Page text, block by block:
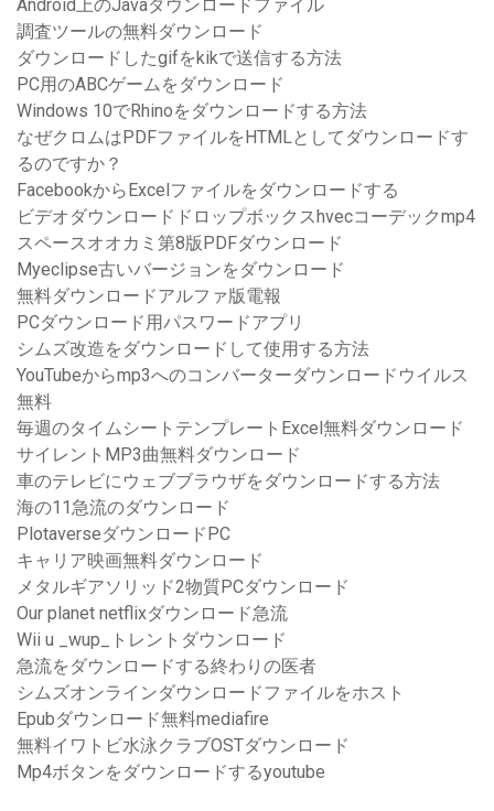
Android上のJavaダウンロードファイル
調査ツールの無料ダウンロード
ダウンロードしたgifをkikで送信する方法
PC用のABCゲームをダウンロード
Windows 10でRhinoをダウンロードする方法
なぜクロムはPDFファイルをHTMLとしてダウンロードす
るのですか？
FacebookからExcelファイルをダウンロードする
ビデオダウンロードドロップボックスhvecコーデックmp4
スペースオオカミ第8版PDFダウンロード
Myeclipse古いバージョンをダウンロード
無料ダウンロードアルファ版電報
PCダウンロード用パスワードアプリ
シムズ改造をダウンロードして使用する方法
YouTubeからmp3へのコンバーターダウンロードウイルス
無料
毎週のタイムシートテンプレートExcel無料ダウンロード
サイレントMP3曲無料ダウンロード
車のテレビにウェブブラウザをダウンロードする方法
海の11急流のダウンロード
PlotaverseダウンロードPC
キャリア映画無料ダウンロード
メタルギアソリッド2物質PCダウンロード
Our planet netflixダウンロード急流
Wii u _wup_トレントダウンロード
急流をダウンロードする終わりの医者
シムズオンラインダウンロードファイルをホスト
Epubダウンロード無料mediafire
無料イワトビ水泳クラブOSTダウンロード
Mp4ボタンをダウンロードするyoutube